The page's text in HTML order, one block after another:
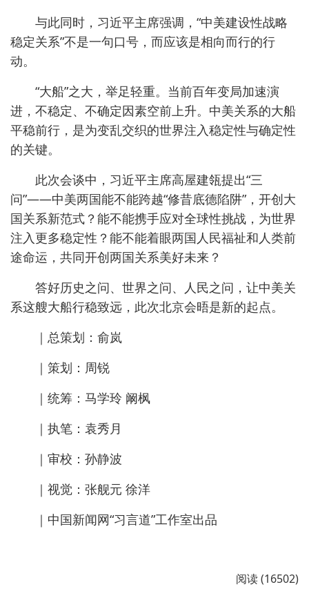
与此同时，习近平主席强调，“中美建设性战略
稳定关系”不是一句口号，而应该是相向而行的行
动。
“大船”之大，举足轻重。当前百年变局加速演
进，不稳定、不确定因素空前上升。中美关系的大船
平稳前行，是为变乱交织的世界注入稳定性与确定性
的关键。
此次会谈中，习近平主席高屋建瓴提出“三
问”——中美两国能不能跨越“修昔底德陷阱”，开创大
国关系新范式？能不能携手应对全球性挑战，为世界
注入更多稳定性？能不能着眼两国人民福祉和人类前
途命运，共同开创两国关系美好未来？
答好历史之问、世界之问、人民之问，让中美关
系这艘大船行稳致远，此次北京会晤是新的起点。
｜总策划：俞岚
｜策划：周锐
｜统筹：马学玲 阚枫
｜执笔：袁秀月
｜审校：孙静波
｜视觉：张舰元 徐洋
｜中国新闻网“习言道”工作室出品
阅读 (16502)